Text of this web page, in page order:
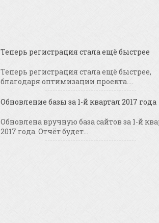
Теперь регистрация стала ещё быстрее
Теперь регистрация стала ещё быстрее,
благодаря оптимизации проекта....
Обновление базы за 1-й квартал 2017 года
Обновлена вручную база сайтов за 1-й
2017 года. Отчёт будет...